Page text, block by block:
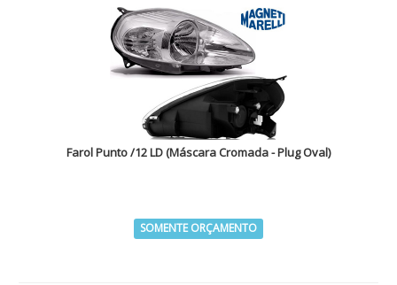
Farol Punto /12 LD (Máscara Cromada - Plug Oval)
SOMENTE ORÇAMENTO